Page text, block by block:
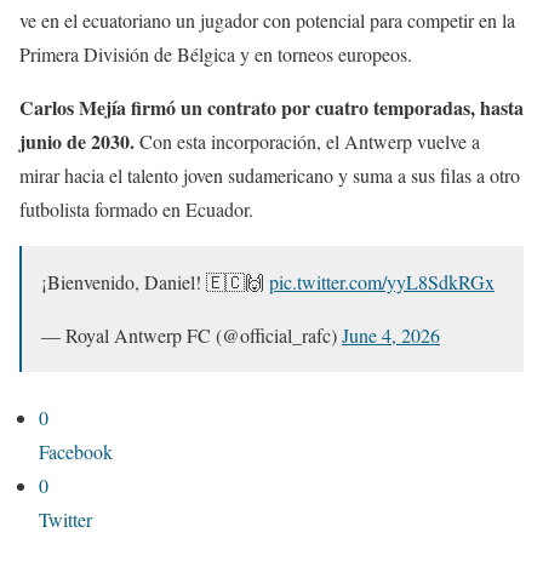
ve en el ecuatoriano un jugador con potencial para competir en la
Primera División de Bélgica y en torneos europeos.
Carlos Mejía firmó un contrato por cuatro temporadas, hasta
junio de 2030.Con esta incorporación, el Antwerp vuelve a
mirar hacia el talento joven sudamericano y suma a sus filas a otro
futbolista formado en Ecuador.
¡Bienvenido, Daniel! 🇪🇨🙌 pic.twitter.com/yyL8SdkRGx
— Royal Antwerp FC (@official_rafc)June 4, 2026
0
Facebook
0
Twitter